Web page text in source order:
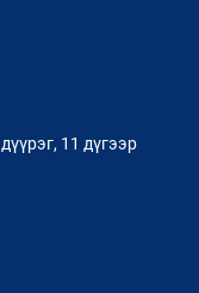
11 дүгээр